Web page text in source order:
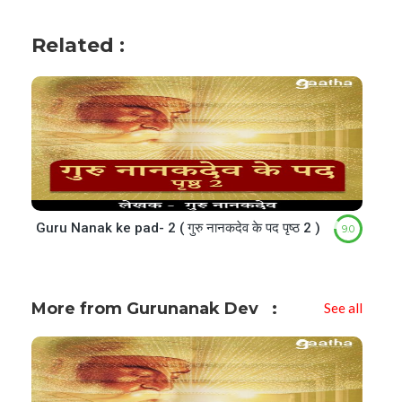
Related :
Guru Nanak ke pad- 2 ( गुरु नानकदेव के पद पृष्ठ 2 ) 9.0
More from Gurunanak Dev See all